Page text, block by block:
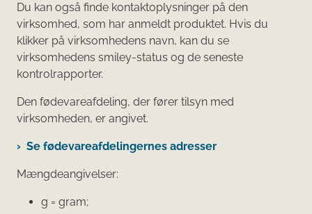
Du kan også finde kontaktoplysninger på den
virksomhed, som har anmeldt produktet. Hvis du
klikker på virksomhedens navn, kan du se
virksomhedens smiley-status og de seneste
kontrolrapporter.
Den fødevareafdeling, der fører tilsyn med
virksomheden, er angivet.
Se fødevareafdelingernes adresser
Mængdeangivelser:
g = gram;